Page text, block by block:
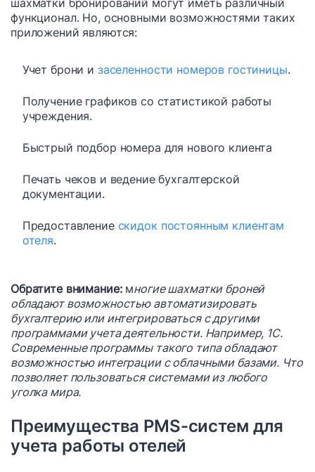
шахматки бронирований могут иметь различный
функционал. Но, основными возможностями таких
приложений являются:
Учет брони и заселенности номеров гостиницы.
Получение графиков со статистикой работы
учреждения.
Быстрый подбор номера для нового клиента
Печать чеков и ведение бухгалтерской
документации.
Предоставление скидок постоянным клиентам
отеля.
Обратите внимание: многие шахматки броней
обладают возможностью автоматизировать
бухгалтерию или интегрироваться с другими
программами учета деятельности. Например, 1C.
Современные программы такого типа обладают
возможностью интеграции с облачными базами. Что
позволяет пользоваться системами из любого
уголка мира.
Преимущества PMS-систем для
учета работы отелей